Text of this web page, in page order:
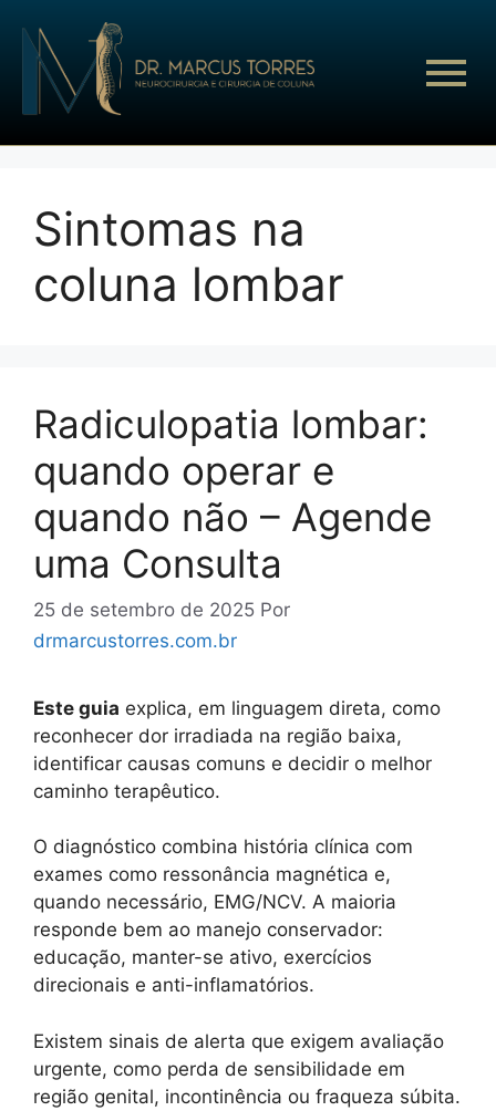
Sintomas na
coluna lombar
Radiculopatia lombar:
quando operar e
quando não – Agende
uma Consulta
25 de setembro de 2025 Por
drmarcustorres.com.br
Este guia explica, em linguagem direta, como
reconhecer dor irradiada na região baixa,
identificar causas comuns e decidir o melhor
caminho terapêutico.
O diagnóstico combina história clínica com
exames como ressonância magnética e,
quando necessário, EMG/NCV. A maioria
responde bem ao manejo conservador:
educação, manter-se ativo, exercícios
direcionais e anti-inflamatórios.
Existem sinais de alerta que exigem avaliação
urgente, como perda de sensibilidade em
região genital, incontinência ou fraqueza súbita.